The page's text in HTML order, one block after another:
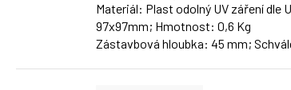
Materiál: Plast odolný UV záření dle
97x97mm; Hmotnost: 0,6 Kg
Zástavbová hloubka: 45 mm;